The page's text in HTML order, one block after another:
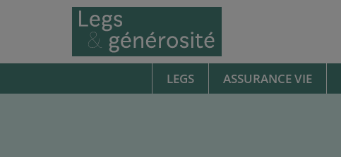
LEGS ASSURANCE VIE